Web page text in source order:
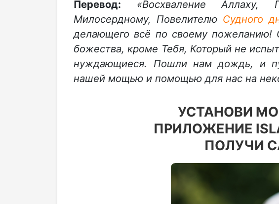
Перевод:
«Восхваление Аллаху,
Милосердному, Повелителю Судного
делающего всё по своему
божества, кроме Тебя, Который не
нуждающиеся. Пошли нам дождь, и
нашей мощью и помощью для нас на
УСТАНОВИ
ПРИЛОЖЕНИЕ
ПОЛУЧИ